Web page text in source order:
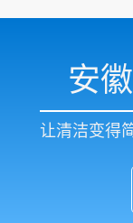
安
让清洁变得